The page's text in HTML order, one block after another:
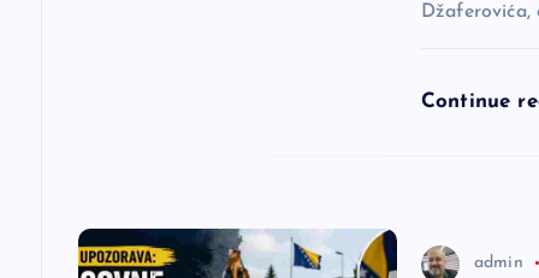
Džaferovića,
Continue
admin